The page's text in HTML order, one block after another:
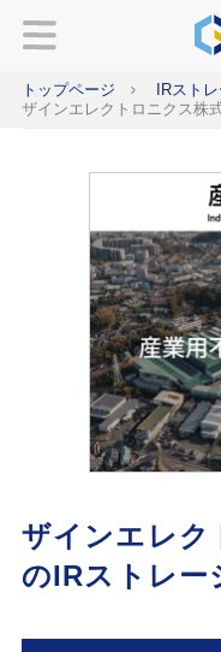
トップページ
IRスト
ザインエレクトロニクス株
ザインエレク
のIRストレー